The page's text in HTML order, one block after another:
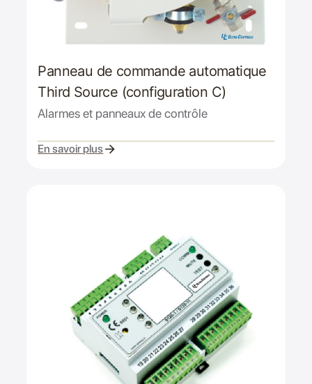
Panneau de commande automatique
Third Source (configuration C)
Alarmes et panneaux de contrôle
En savoir plus